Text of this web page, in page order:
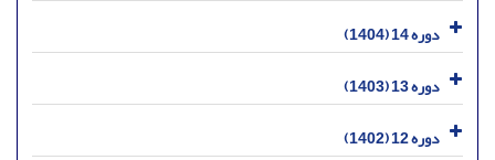
دوره 14 (1404)
دوره 13 (1403)
دوره 12 (1402)